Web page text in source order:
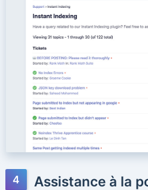
Assistance à la